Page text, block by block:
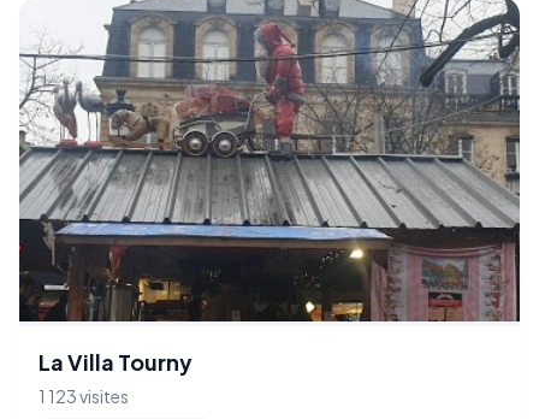
La Villa Tourny
1 123 visites